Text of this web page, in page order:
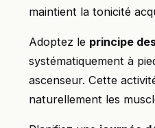
maintient la tonicité
Adoptez le principe
systématiquement à
ascenseur. Cette
naturellement les